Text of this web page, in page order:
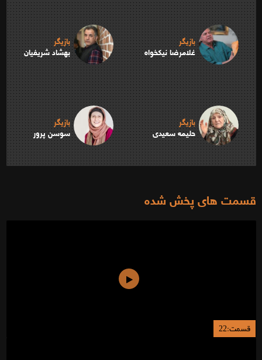
بازیگر
غلامرضا نیکخواه
بازیگر
بهشاد شریفیان
بازیگر
حلیمه سعیدی
بازیگر
سوسن پرور
قسمت های پخش شده
قسمت:22